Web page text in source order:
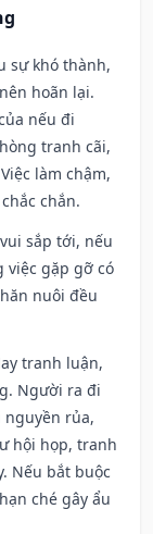
sự khó thành,
hoãn lại.
nếu đi
tranh cãi,
làm chậm,
chắn.
sắp tới, nếu
việc gặp gỡ có
nuôi đều
tranh luận,
Người ra đi
rủa,
hội họp, tranh
Nếu bắt buộc
ché gây ẩu